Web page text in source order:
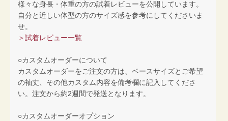
様々な身長・体重の方の試着レビューを公開しています。
自分と近しい体型の方のサイズ感を参考にしてくださいま
せ。
＞試着レビュー一覧
○カスタムオーダーについて
カスタムオーダーをご注文の方は、ベースサイズとご希望
の袖丈、その他カスタム内容を備考欄に記入してくださ
い。注文から約2週間で発送となります。
○カスタムオーダーオプション